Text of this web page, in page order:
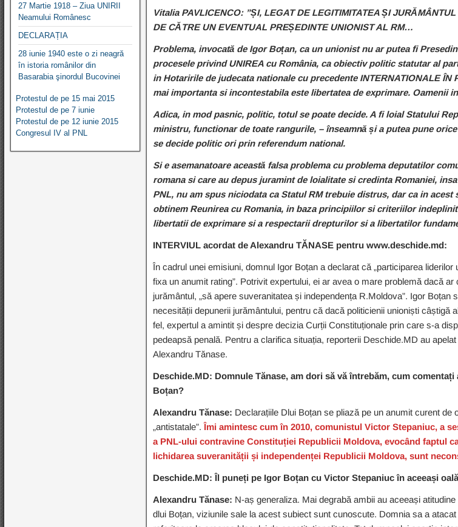
Vitalia PAVLICENCO: ”ȘI, LEGAT DE LEGITIMITATEA ȘI
DE CĂTRE UN EVENTUAL PREȘEDINTE UNIONIST AL RM…
Problema, invocată de Igor Boțan, ca un unionist nu ar putea fi
procesele privind UNIREA cu România, ca obiectiv politic statutar al
in Hotaririle de judecata nationale cu precedente INTERNATIONALE ÎN
mai importanta si incontestabila este libertatea de exprimare. Oamenii
Adica, in mod pasnic, politic, totul se poate decide. A fi loial Statului
ministru, functionar de toate rangurile, – înseamnă și a putea pune
se decide politic ori prin referendum national.
Si e asemanatoare această falsa problema cu problema deputatilor
romana si care au depus juramint de loialitate si credinta Romaniei,
PNL, nu am spus niciodata ca Statul RM trebuie distrus, dar ca in
obtinem Reunirea cu Romania, in baza principiilor si criteriilor
libertatii de exprimare si a respectarii drepturilor si a libertatilor
INTERVIUL acordat de Alexandru TĂNASE pentru www.deschide.md:
În cadrul unei emisiuni, domnul Igor Boțan a declarat că „participarea
fixa un anumit rating”. Potrivit expertului, ei ar avea o mare problemă dacă
jurământul, „să apere suveranitatea și independența R.Moldova”. Igor
necesității depunerii jurământului, pentru că dacă politicienii unioniști câștigă
fel, expertul a amintit și despre decizia Curții Constituționale prin care s-a
pedeapsă penală. Pentru a clarifica situația, reporterii Deschide.MD au
Alexandru Tănase.
Deschide.MD: Domnule Tănase, am dori să vă întrebăm, cum
Boțan?
Alexandru Tănase: Declarațiile Dlui Boțan se pliază pe un anumit curent de
„antistatale”.Îmi amintesc cum în 2010, comunistul Victor Stepaniuc, a
a PNL-ului contravine Constituției Republicii Moldova, evocând faptul
lichidarea suveranității și independenței Republicii Moldova, sunt
Deschide.MD: Îl puneți pe Igor Boțan cu Victor Stepaniuc în aceeași
Alexandru Tănase: N-aș generaliza. Mai degrabă ambii au aceeași
dlui Boțan, viziunile sale la acest subiect sunt cunoscute. Domnia sa a
27 Martie 1918 – Ziua UNIRII
Neamului Românesc
DECLARAȚIA
28 iunie 1940 este o zi neagră
în istoria românilor din
Basarabia şinordul Bucovinei
Protestul de pe 15 mai 2015
Protestul de pe 7 iunie
Protestul de pe 12 iunie 2015
Congresul IV al PNL